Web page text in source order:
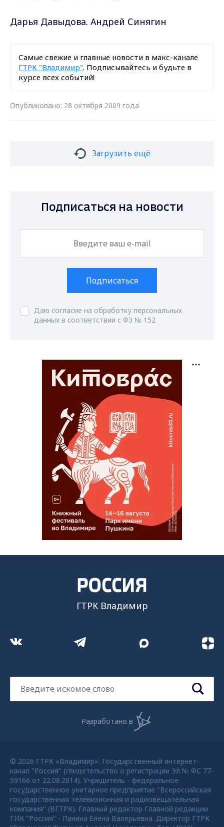
Дарья Давыдова. Андрей Синягин
Самые свежие и главные новости в макс-канале
ГТРК "Владимир". Подписывайтесь и будьте в
курсе всех событий!
Опубликовано: 28 октября 2009 года
Загрузить ещё
Подписаться на новости
Подписаться
Даю согласие на обработку персональных
данных в соответствии с ФЗ № 152
ГТРК Владимир
Разработано в
© 2026 ГТРК «Владимир». Государственный интернет-
канал "Россия" (свидетельство о регистрации Эл № ФС 77-
59166 от 22.08.2014). Учредитель - федеральное
государственное унитарное предприятие "Всероссийская
государственная телевизионная и радиовещательная
компания" (ВГТРК). Главный редактор Главной редакции
ГИК "Россия" - Панина Елена Валерьевна. Директор ГТРК